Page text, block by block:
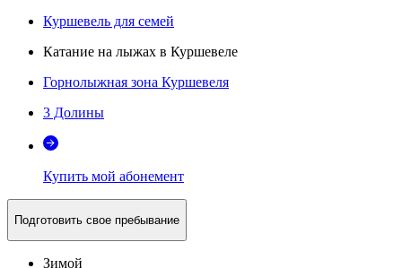
Куршевель для семей
Катание на лыжах в Куршевеле
Горнолыжная зона Куршевеля
3 Долины
Купить мой абонемент
Подготовить свое пребывание
Зимой